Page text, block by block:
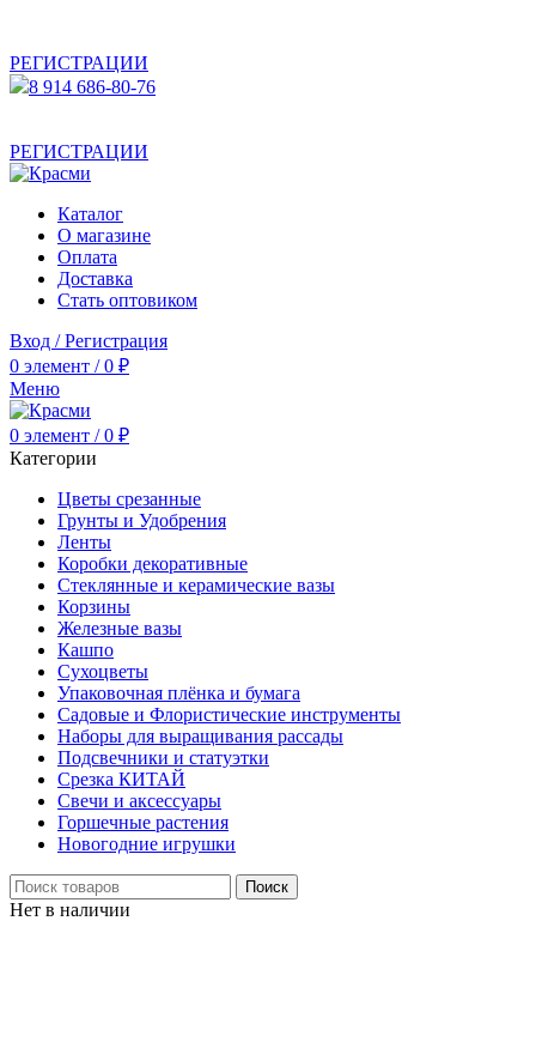
РЕГИСТРАЦИИ
8 914 686-80-76
РЕГИСТРАЦИИ
Каталог
О магазине
Оплата
Доставка
Стать оптовиком
Вход / Регистрация
0 элемент / 0 ₽
Меню
0 элемент / 0 ₽
Категории
Цветы срезанные
Грунты и Удобрения
Ленты
Коробки декоративные
Стеклянные и керамические вазы
Корзины
Железные вазы
Кашпо
Сухоцветы
Упаковочная плёнка и бумага
Садовые и Флористические инструменты
Наборы для выращивания рассады
Подсвечники и статуэтки
Срезка КИТАЙ
Свечи и аксессуары
Горшечные растения
Новогодние игрушки
Поиск
Нет в наличии